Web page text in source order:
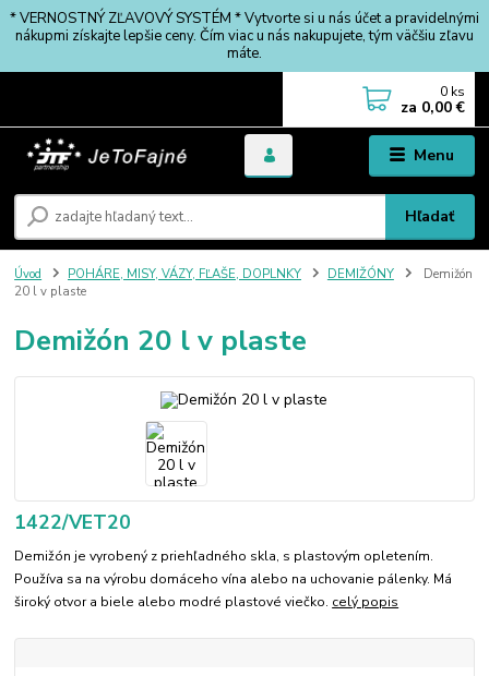
* VERNOSTNÝ ZĽAVOVÝ SYSTÉM * Vytvorte si u nás účet a pravidelnými
nákupmi získajte lepšie ceny. Čím viac u nás nakupujete, tým väčšiu zľavu
máte.
Menu
Hľadať
0 ks
za 0,00 €
Úvod POHÁRE, MISY, VÁZY, FĽAŠE, DOPLNKY DEMIŽÓNY
Demižón
20 l v plaste
Demižón 20 l v plaste
1422/VET20
Demižón je vyrobený z priehľadného skla, s plastovým opletením.
Používa sa na výrobu domáceho vína alebo na uchovanie pálenky. Má
široký otvor a biele alebo modré plastové viečko. celý popis